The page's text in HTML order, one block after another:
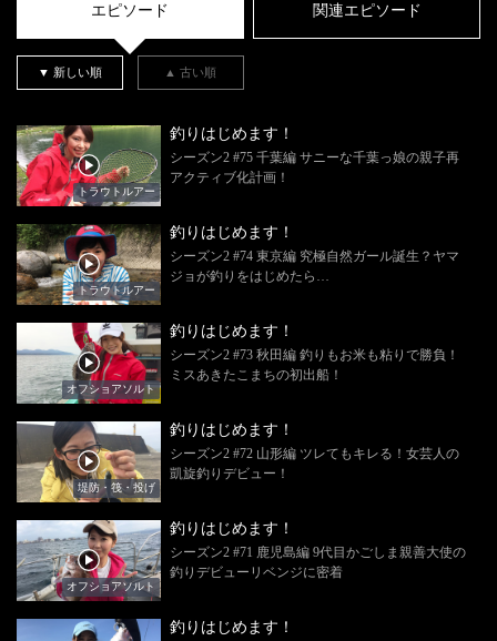
エピソード 関連エピソード
▼ 新しい順 ▲ 古い順
トラウトルアー
釣りはじめます！
シーズン2 #75 千葉編 サニーな千葉っ娘の親子再
アクティブ化計画！
トラウトルアー
釣りはじめます！
シーズン2 #74 東京編 究極自然ガール誕生？ヤマ
ジョが釣りをはじめたら…
オフショアソルト
釣りはじめます！
シーズン2 #73 秋田編 釣りもお米も粘りで勝負！
ミスあきたこまちの初出船！
堤防・筏・投げ
釣りはじめます！
シーズン2 #72 山形編 ツレてもキレる！女芸人の
凱旋釣りデビュー！
オフショアソルト
釣りはじめます！
シーズン2 #71 鹿児島編 9代目かごしま親善大使の
釣りデビューリベンジに密着
釣りはじめます！